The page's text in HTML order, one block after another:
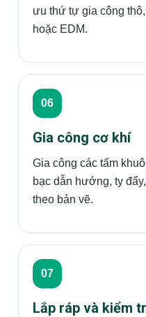
ưu thứ tự gia công
hoặc EDM.
Gia công cơ khí
Gia công các tấm
bạc dẫn hướng, ty
theo bản vẽ.
Lắp ráp và kiểm